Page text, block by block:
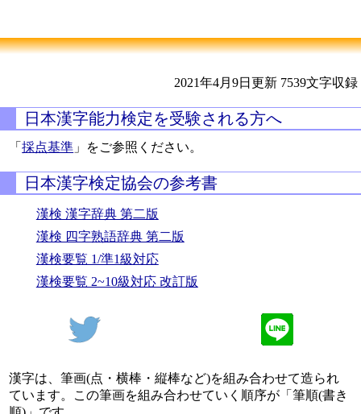
2021年4月9日更新 7539文字収録
日本漢字能力検定を受験される方へ
「採点基準 」をご参照ください。
日本漢字検定協会の参考書
漢検 漢字辞典 第二版
漢検 四字熟語辞典 第二版
漢検要覧 1/準1級対応
漢検要覧 2~10級対応 改訂版
漢字は、筆画(点・横棒・縦棒など)を組み合わせて造られ
ています。この筆画を組み合わせていく順序が「筆順(書き